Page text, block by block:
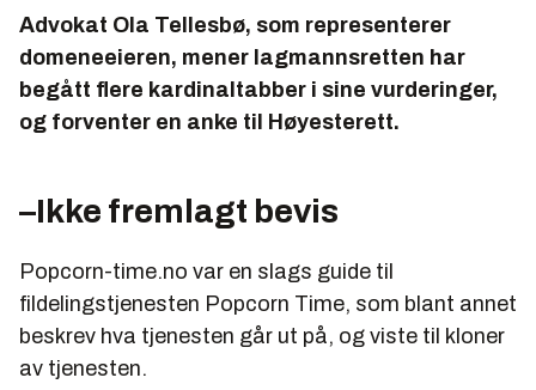
Advokat Ola Tellesbø, som representerer
domeneeieren, mener lagmannsretten har
begått flere kardinaltabber i sine vurderinger,
og forventer en anke til Høyesterett.
–Ikke fremlagt bevis
Popcorn-time.no var en slags guide til
fildelingstjenesten Popcorn Time, som blant annet
beskrev hva tjenesten går ut på, og viste til kloner
av tjenesten.